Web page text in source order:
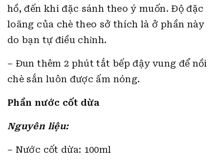
hồ, đến khi đặc sánh theo ý muốn. Độ đặc
loãng của chè theo sở thích là ở phần này
do bạn tự điều chỉnh.
– Đun thêm 2 phút tắt bếp đậy vung để nồi
chè sắn luôn được ấm nóng.
Phần nước cốt dừa
Nguyên liệu:
– Nước cốt dừa: 100ml